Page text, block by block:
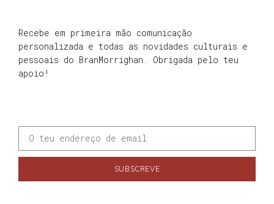
Recebe em primeira mão comunicação
personalizada e todas as novidades culturais e
pessoais do BranMorrighan. Obrigada pelo teu
apoio!
SUBSCREVE